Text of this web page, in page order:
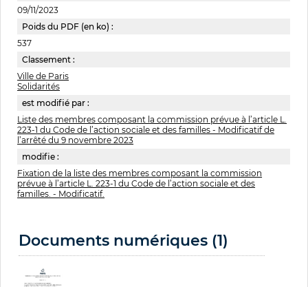
09/11/2023
Poids du PDF (en ko) :
537
Classement :
Ville de Paris
Solidarités
est modifié par :
Liste des membres composant la commission prévue à l’article L.
223-1 du Code de l’action sociale et des familles - Modificatif de
l’arrêté du 9 novembre 2023
modifie :
Fixation de la liste des membres composant la commission
prévue à l’article L. 223-1 du Code de l’action sociale et des
familles. - Modificatif.
Documents numériques (1)